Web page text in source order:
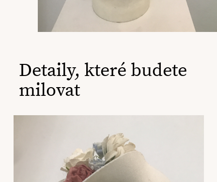
Detaily, které budete
milovat